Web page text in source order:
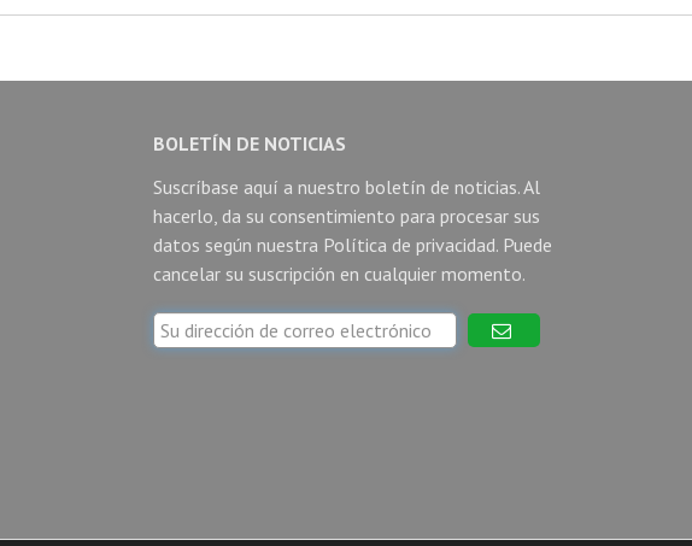
BOLETÍN DE NOTICIAS
Suscríbase aquí a nuestro boletín de noticias. Al
hacerlo, da su consentimiento para procesar sus
datos según nuestra Política de privacidad. Puede
cancelar su suscripción en cualquier momento.